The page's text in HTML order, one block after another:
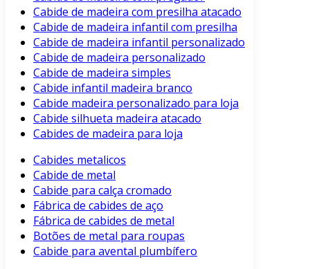
Cabide de madeira com presilha atacado
Cabide de madeira infantil com presilha
Cabide de madeira infantil personalizado
Cabide de madeira personalizado
Cabide de madeira simples
Cabide infantil madeira branco
Cabide madeira personalizado para loja
Cabide silhueta madeira atacado
Cabides de madeira para loja
Cabides metalicos
Cabide de metal
Cabide para calça cromado
Fábrica de cabides de aço
Fábrica de cabides de metal
Botões de metal para roupas
Cabide para avental plumbífero